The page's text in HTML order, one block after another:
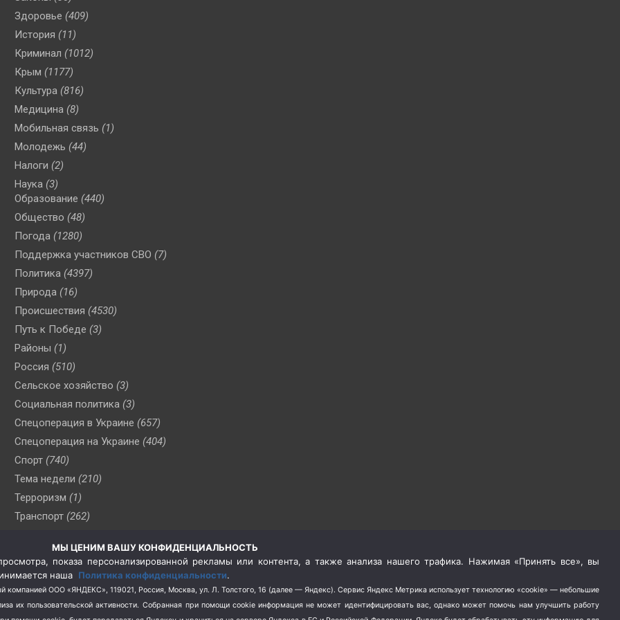
Здоровье (409)
История (11)
Криминал (1012)
Крым (1177)
Культура (816)
Медицина (8)
Мобильная связь (1)
Молодежь (44)
Налоги (2)
Наука (3)
Образование (440)
Общество (48)
Погода (1280)
Поддержка участников СВО (7)
Политика (4397)
Природа (16)
Происшествия (4530)
Путь к Победе (3)
Районы (1)
Россия (510)
Сельское хозяйство (3)
Социальная политика (3)
Спецоперация в Украине (657)
Спецоперация на Украине (404)
Спорт (740)
Тема недели (210)
Терроризм (1)
Транспорт (262)
(76)
Цены (2)
Школа и спорт (2)
Экология (8)
МЫ ЦЕНИМ ВАШУ КОНФИДЕНЦИАЛЬНОСТЬ
показа персонализированной рекламы или контента, а также анализа нашего трафика. Нажимая «Принять все», вы
наша Политика конфиденциальности.
компанией ООО «ЯНДЕКС», 119021, Россия, Москва, ул. Л. Толстого, 16 (далее — Яндекс). Сервис Яндекс Метрика использует технологию «cookie» — небольшие
их пользовательской активности. Собранная при помощи cookie информация не может идентифицировать вас, однако может помочь нам улучшить работу